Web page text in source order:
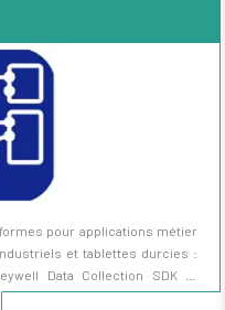
pour applications métier
et tablettes durcies :
Data Collection SDK et
Web, M3 Mobile SDK, Point